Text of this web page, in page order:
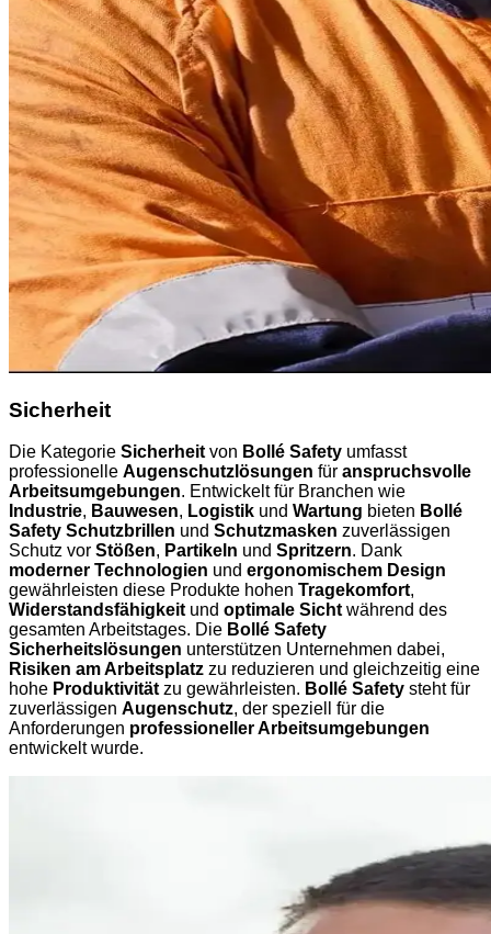
Sicherheit
Die Kategorie Sicherheit von Bollé Safety umfasst
professionelle Augenschutzlösungen für anspruchsvolle
Arbeitsumgebungen. Entwickelt für Branchen wie
Industrie, Bauwesen, Logistik und Wartung bieten Bollé
Safety Schutzbrillen und Schutzmasken zuverlässigen
Schutz vor Stößen, Partikeln und Spritzern. Dank
moderner Technologien und ergonomischem Design
gewährleisten diese Produkte hohen Tragekomfort,
Widerstandsfähigkeit und optimale Sicht während des
gesamten Arbeitstages. Die Bollé Safety
Sicherheitslösungen unterstützen Unternehmen dabei,
Risiken am Arbeitsplatz zu reduzieren und gleichzeitig eine
hohe Produktivität zu gewährleisten. Bollé Safety steht für
zuverlässigen Augenschutz, der speziell für die
Anforderungen professioneller Arbeitsumgebungen
entwickelt wurde.